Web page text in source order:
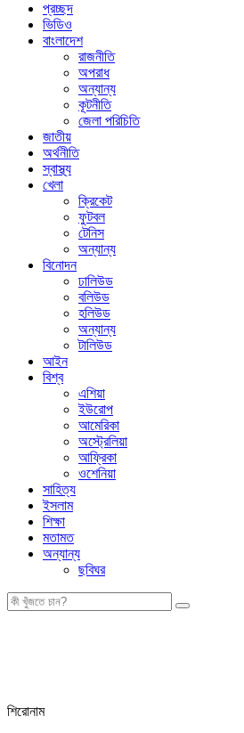
প্রচ্ছদ
ভিডিও
বাংলাদেশ
রাজনীতি
অপরাধ
অন্যান্য
কূটনীতি
জেলা পরিচিতি
জাতীয়
অর্থনীতি
স্বাস্থ্য
খেলা
ক্রিকেট
ফুটবল
টেনিস
অন্যান্য
বিনোদন
ঢালিউড
বলিউড
হলিউড
অন্যান্য
টালিউড
আইন
বিশ্ব
এশিয়া
ইউরোপ
আমেরিকা
অস্ট্রেলিয়া
আফ্রিকা
ওশেনিয়া
সাহিত্য
ইসলাম
শিক্ষা
মতামত
অন্যান্য
ছবিঘর
শিরোনাম